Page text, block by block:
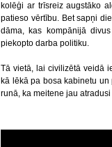
kolēģi ar trīsreiz augstāko
patieso vērtību. Bet sapņi
dāma, kas kompānijā
piekopto darba politiku.
Tā vietā, lai civilizētā veidā
kā lēkā pa bosa kabinetu
runā, ka meitene jau